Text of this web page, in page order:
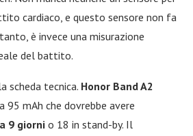
cardiaco, e questo sensore non fa
è invece una misurazione
del battito.
scheda tecnica. Honor Band A2
95 mAh che dovrebbe avere
9 giorni o 18 in stand-by. Il